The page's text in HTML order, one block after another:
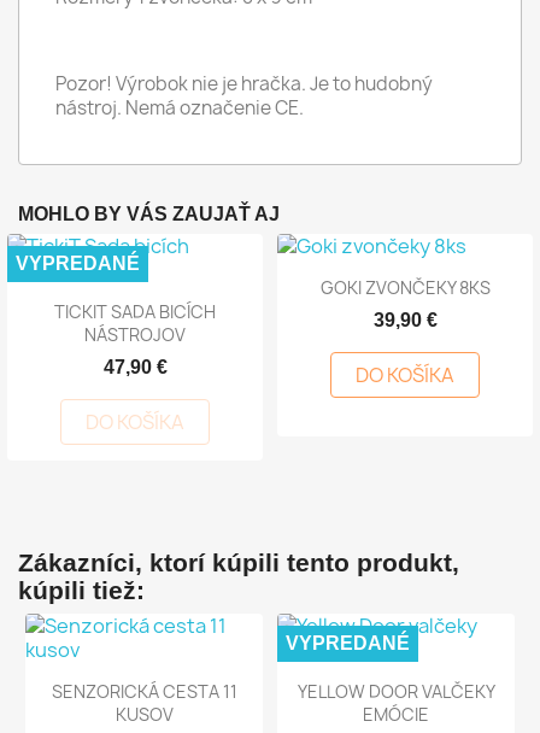
Pozor! Výrobok nie je hračka. Je to hudobný
nástroj. Nemá označenie CE.
MOHLO BY VÁS ZAUJAŤ AJ
TICKIT SADA BICÍCH
NÁSTROJOV
47,90 €
DO KOŠÍKA
VYPREDANÉ
GOKI ZVONČEKY 8KS
39,90 €
DO KOŠÍKA
Zákazníci, ktorí kúpili tento produkt,
kúpili tiež:
SENZORICKÁ CESTA 11
KUSOV
YELLOW DOOR VALČEKY
EMÓCIE
VYPREDANÉ